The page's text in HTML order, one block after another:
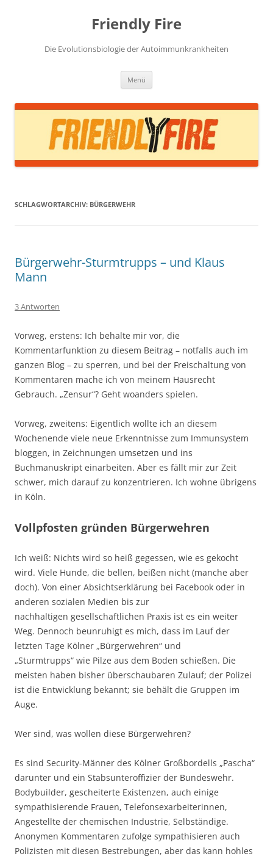
Friendly Fire
Die Evolutionsbiologie der Autoimmunkrankheiten
Menü
SCHLAGWORTARCHIV: BÜRGERWEHR
Bürgerwehr-Sturmtrupps – und Klaus
Mann
3 Antworten
Vorweg, erstens: Ich behalte mir vor, die
Kommentarfunktion zu diesem Beitrag – notfalls auch im
ganzen Blog – zu sperren, und bei der Freischaltung von
Kommentaren mache ich von meinem Hausrecht
Gebrauch. „Zensur“? Geht woanders spielen.
Vorweg, zweitens: Eigentlich wollte ich an diesem
Wochenende viele neue Erkenntnisse zum Immunsystem
bloggen, in Zeichnungen umsetzen und ins
Buchmanuskript einarbeiten. Aber es fällt mir zur Zeit
schwer, mich darauf zu konzentrieren. Ich wohne übrigens
in Köln.
Vollpfosten gründen Bürgerwehren
Ich weiß: Nichts wird so heiß gegessen, wie es gekocht
wird. Viele Hunde, die bellen, beißen nicht (manche aber
doch). Von einer Absichtserklärung bei Facebook oder in
anderen sozialen Medien bis zur
nachhaltigen gesellschaftlichen Praxis ist es ein weiter
Weg. Dennoch beunruhigt es mich, dass im Lauf der
letzten Tage Kölner „Bürgerwehren“ und
„Sturmtrupps“ wie Pilze aus dem Boden schießen. Die
meisten haben bisher überschaubaren Zulauf; der Polizei
ist die Entwicklung bekannt; sie behält die Gruppen im
Auge.
Wer sind, was wollen diese Bürgerwehren?
Es sind Security-Männer des Kölner Großbordells „Pascha“
darunter und ein Stabsunteroffizier der Bundeswehr.
Bodybuilder, gescheiterte Existenzen, auch einige
sympathisierende Frauen, Telefonsexarbeiterinnen,
Angestellte der chemischen Industrie, Selbständige.
Anonymen Kommentaren zufolge sympathisieren auch
Polizisten mit diesen Bestrebungen, aber das kann hohles